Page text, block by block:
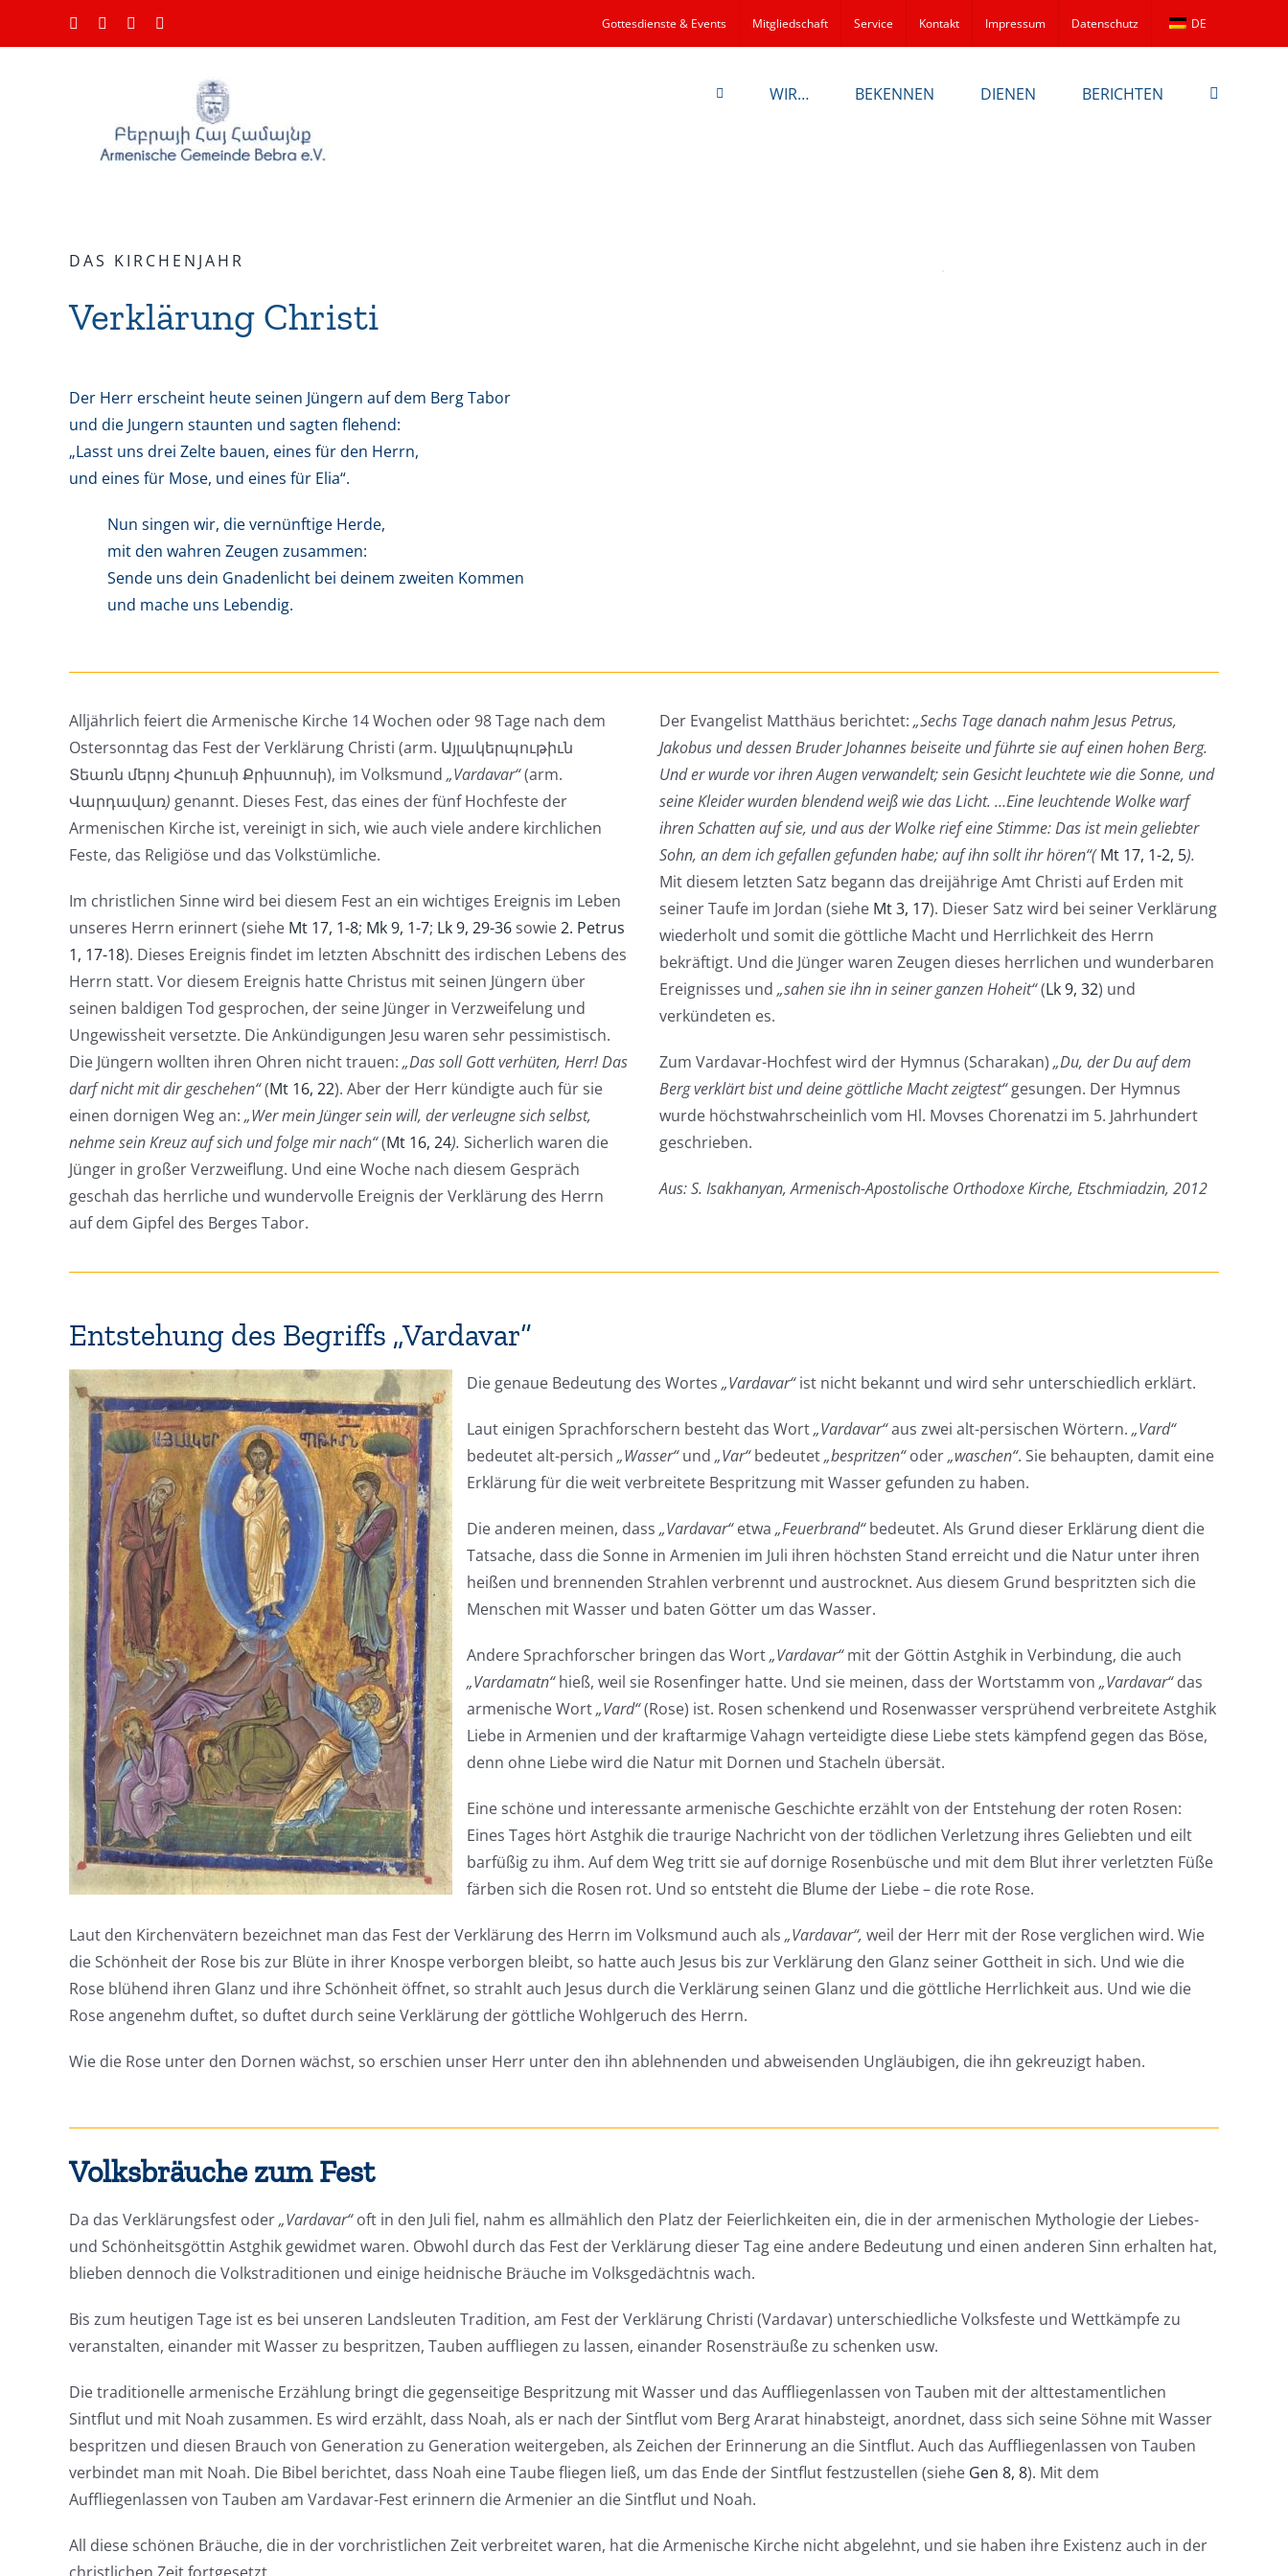
FacebookInstagramYouTube Gottesdienste & Events Mitgliedschaft Service Kontakt Impressum Datenschutz DE
WIR… BEKENNEN DIENEN BERICHTEN
DAS KIRCHENJAHR
Verklärung Christi
Der Herr erscheint heute seinen Jüngern auf dem Berg Tabor
und die Jungern staunten und sagten flehend:
„Lasst uns drei Zelte bauen, eines für den Herrn,
und eines für Mose, und eines für Elia“.
Nun singen wir, die vernünftige Herde,
mit den wahren Zeugen zusammen:
Sende uns dein Gnadenlicht bei deinem zweiten Kommen
und mache uns Lebendig.
Alljährlich feiert die Armenische Kirche 14 Wochen oder 98 Tage nach dem
Ostersonntag das Fest der Verklärung Christi (arm. Այլակերպութիւն
Տեառն մերոյ Հիսուսի Քրիստոսի), im Volksmund „Vardavar“(arm.
Վարդավառ) genannt. Dieses Fest, das eines der fünf Hochfeste der
Armenischen Kirche ist, vereinigt in sich, wie auch viele andere kirchlichen
Feste, das Religiöse und das Volkstümliche.
Im christlichen Sinne wird bei diesem Fest an ein wichtiges Ereignis im Leben
unseres Herrn erinnert (siehe Mt 17, 1-8; Mk 9, 1-7; Lk 9, 29-36sowie2. Petrus
1, 17-18). Dieses Ereignis findet im letzten Abschnitt des irdischen Lebens des
Herrn statt. Vor diesem Ereignis hatte Christus mit seinen Jüngern über
seinen baldigen Tod gesprochen, der seine Jünger in Verzweifelung und
Ungewissheit versetzte. Die Ankündigungen Jesu waren sehr pessimistisch.
Die Jüngern wollten ihren Ohren nicht trauen: „Das soll Gott verhüten, Herr! Das
darf nicht mit dir geschehen“(Mt 16, 22). Aber der Herr kündigte auch für sie
einen dornigen Weg an: „Wer mein Jünger sein will, der verleugne sich selbst,
nehme sein Kreuz auf sich und folge mir nach“(Mt 16, 24). Sicherlich waren die
Jünger in großer Verzweiflung. Und eine Woche nach diesem Gespräch
geschah das herrliche und wundervolle Ereignis der Verklärung des Herrn
auf dem Gipfel des Berges Tabor.
Der Evangelist Matthäus berichtet: „Sechs Tage danach nahm Jesus Petrus,
Jakobus und dessen Bruder Johannes beiseite und führte sie auf einen hohen Berg.
Und er wurde vor ihren Augen verwandelt; sein Gesicht leuchtete wie die Sonne, und
seine Kleider wurden blendend weiß wie das Licht. …Eine leuchtende Wolke warf
ihren Schatten auf sie, und aus der Wolke rief eine Stimme: Das ist mein geliebter
Sohn, an dem ich gefallen gefunden habe; auf ihn sollt ihr hören“( Mt 17, 1-2, 5).
Mit diesem letzten Satz begann das dreijährige Amt Christi auf Erden mit
seiner Taufe im Jordan (siehe Mt 3, 17). Dieser Satz wird bei seiner Verklärung
wiederholt und somit die göttliche Macht und Herrlichkeit des Herrn
bekräftigt. Und die Jünger waren Zeugen dieses herrlichen und wunderbaren
Ereignisses und „sahen sie ihn in seiner ganzen Hoheit“(Lk 9, 32) und
verkündeten es.
Zum Vardavar-Hochfest wird der Hymnus (Scharakan) „Du, der Du auf dem
Berg verklärt bist und deine göttliche Macht zeigtest“gesungen. Der Hymnus
wurde höchstwahrscheinlich vom Hl. Movses Chorenatzi im 5. Jahrhundert
geschrieben.
Aus: S. Isakhanyan, Armenisch-Apostolische Orthodoxe Kirche, Etschmiadzin, 2012
Entstehung des Begriffs „Vardavar“
Die genaue Bedeutung des Wortes „Vardavar“ist nicht bekannt und wird sehr unterschiedlich erklärt.
Laut einigen Sprachforschern besteht das Wort„Vardavar“aus zwei alt-persischen Wörtern. „Vard“
bedeutet alt-persich „Wasser“und „Var“bedeutet„bespritzen“oder„waschen“. Sie behaupten, damit eine
Erklärung für die weit verbreitete Bespritzung mit Wasser gefunden zu haben.
Die anderen meinen, dass „Vardavar“etwa „Feuerbrand“bedeutet. Als Grund dieser Erklärung dient die
Tatsache, dass die Sonne in Armenien im Juli ihren höchsten Stand erreicht und die Natur unter ihren
heißen und brennenden Strahlen verbrennt und austrocknet. Aus diesem Grund bespritzten sich die
Menschen mit Wasser und baten Götter um das Wasser.
Andere Sprachforscher bringen das Wort„Vardavar“mit der Göttin Astghik in Verbindung, die auch
„Vardamatn“hieß, weil sie Rosenfinger hatte. Und sie meinen, dass der Wortstamm von „Vardavar“das
armenische Wort„Vard“(Rose) ist. Rosen schenkend und Rosenwasser versprühend verbreitete Astghik
Liebe in Armenien und der kraftarmige Vahagn verteidigte diese Liebe stets kämpfend gegen das Böse,
denn ohne Liebe wird die Natur mit Dornen und Stacheln übersät.
Eine schöne und interessante armenische Geschichte erzählt von der Entstehung der roten Rosen:
Eines Tages hört Astghik die traurige Nachricht von der tödlichen Verletzung ihres Geliebten und eilt
barfüßig zu ihm. Auf dem Weg tritt sie auf dornige Rosenbüsche und mit dem Blut ihrer verletzten Füße
färben sich die Rosen rot. Und so entsteht die Blume der Liebe – die rote Rose.
Laut den Kirchenvätern bezeichnet man das Fest der Verklärung des Herrn im Volksmund auch als „Vardavar“, weil der Herr mit der Rose verglichen wird. Wie
die Schönheit der Rose bis zur Blüte in ihrer Knospe verborgen bleibt, so hatte auch Jesus bis zur Verklärung den Glanz seiner Gottheit in sich. Und wie die
Rose blühend ihren Glanz und ihre Schönheit öffnet, so strahlt auch Jesus durch die Verklärung seinen Glanz und die göttliche Herrlichkeit aus. Und wie die
Rose angenehm duftet, so duftet durch seine Verklärung der göttliche Wohlgeruch des Herrn.
Wie die Rose unter den Dornen wächst, so erschien unser Herr unter den ihn ablehnenden und abweisenden Ungläubigen, die ihn gekreuzigt haben.
Volksbräuche zum Fest
Da das Verklärungsfest oder„Vardavar“oft in den Juli fiel, nahm es allmählich den Platz der Feierlichkeiten ein, die in der armenischen Mythologie der Liebes-
und Schönheitsgöttin Astghik gewidmet waren. Obwohl durch das Fest der Verklärung dieser Tag eine andere Bedeutung und einen anderen Sinn erhalten hat,
blieben dennoch die Volkstraditionen und einige heidnische Bräuche im Volksgedächtnis wach.
Bis zum heutigen Tage ist es bei unseren Landsleuten Tradition, am Fest der Verklärung Christi (Vardavar) unterschiedliche Volksfeste und Wettkämpfe zu
veranstalten, einander mit Wasser zu bespritzen, Tauben auffliegen zu lassen, einander Rosensträuße zu schenken usw.
Die traditionelle armenische Erzählung bringt die gegenseitige Bespritzung mit Wasser und das Auffliegenlassen von Tauben mit der alttestamentlichen
Sintflut und mit Noah zusammen. Es wird erzählt, dass Noah, als er nach der Sintflut vom Berg Ararat hinabsteigt, anordnet, dass sich seine Söhne mit Wasser
bespritzen und diesen Brauch von Generation zu Generation weitergeben, als Zeichen der Erinnerung an die Sintflut. Auch das Auffliegenlassen von Tauben
verbindet man mit Noah. Die Bibel berichtet, dass Noah eine Taube fliegen ließ, um das Ende der Sintflut festzustellen (siehe Gen 8, 8). Mit dem
Auffliegenlassen von Tauben am Vardavar-Fest erinnern die Armenier an die Sintflut und Noah.
All diese schönen Bräuche, die in der vorchristlichen Zeit verbreitet waren, hat die Armenische Kirche nicht abgelehnt, und sie haben ihre Existenz auch in der